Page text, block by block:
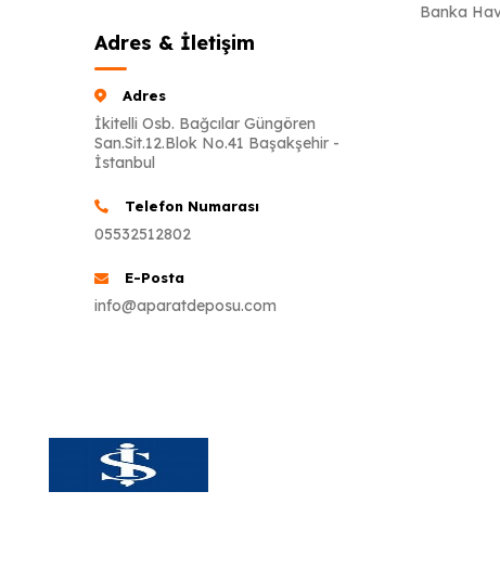
Banka
Adres & İletişim
Adres
İkitelli Osb. Bağcılar Güngören
San.Sit.12.Blok No.41 Başakşehir -
İstanbul
Telefon Numarası
05532512802
E-Posta
info@aparatdeposu.com